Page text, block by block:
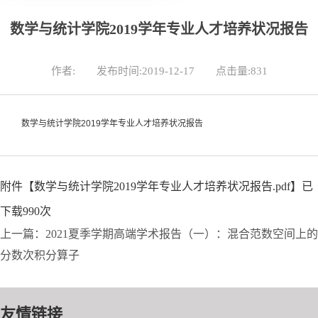
数学与统计学院2019学年专业人才培养状况报告
作者: 发布时间:2019-12-17 点击量:831
数学与统计学院2019学年专业人才培养状况报告
附件【数学与统计学院2019学年专业人才培养状况报告.pdf】已
下载990次
上一篇：2021夏季学期高端学术报告（一）：混合范数空间上的
分数次积分算子
友情链接